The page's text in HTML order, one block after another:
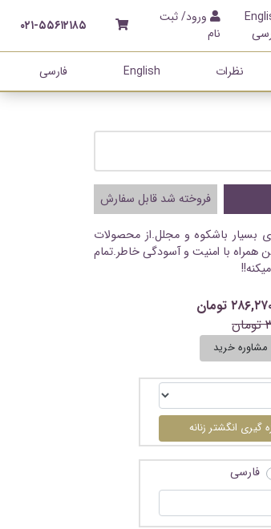
۰۲۱-۵۵۶۱۲۱۸۵
ورود/ ثبت
نام
نظرات English فارسی
فروخته شد قابل سفارش
بسیار باشکوه و مجلل.از محصولات
همراه با امنیت و آسودگی خاطر.تمام
مشاوره خرید
گیری انگشتر زنانه
فارسی